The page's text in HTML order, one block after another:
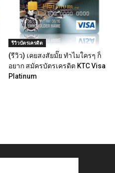
รีวิวบัตรเครดิต
(รีวิว) เคยสงสัยมั๊ย ทำไมใครๆ ก็
อยาก สมัครบัตรเครดิต KTC Visa
Platinum